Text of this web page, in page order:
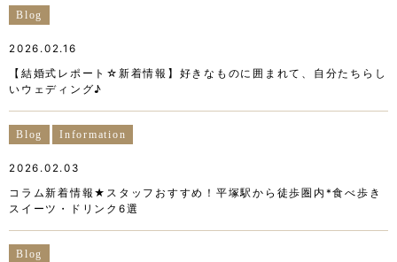
Blog
2026.02.16
【結婚式レポート☆新着情報】好きなものに囲まれて、自分たちらし
いウェディング♪
Blog Information
2026.02.03
コラム新着情報★スタッフおすすめ！平塚駅から徒歩圏内*食べ歩き
スイーツ・ドリンク6選
Blog